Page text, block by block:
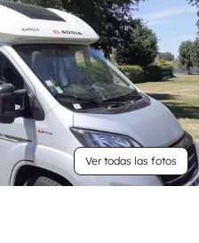
Ver todas las fotos